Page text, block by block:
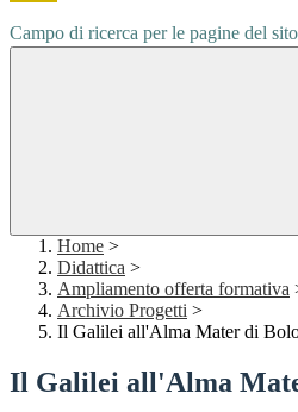
Campo di ricerca per le pagine del sito
Home >
Didattica >
Ampliamento offerta formativa
Archivio Progetti >
Il Galilei all'Alma Mater di
Il Galilei all'Alma